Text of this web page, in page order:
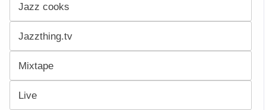
Jazz cooks
Jazzthing.tv
Mixtape
Live